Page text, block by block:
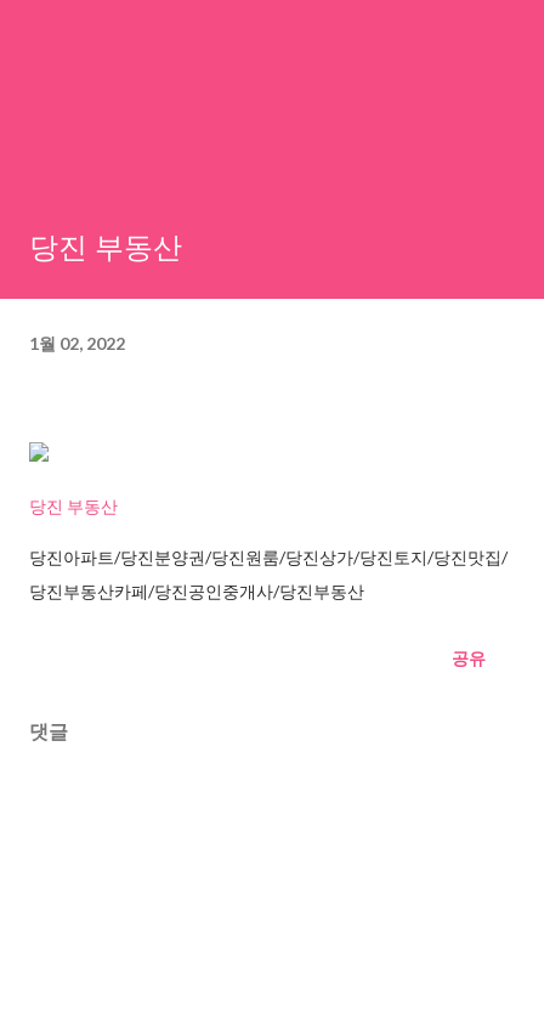
당진 부동산
1월 02, 2022
당진 부동산
당진아파트/당진분양권/당진원룸/당진상가/당진토지/당진맛집/
당진부동산카페/당진공인중개사/당진부동산
공유
댓글